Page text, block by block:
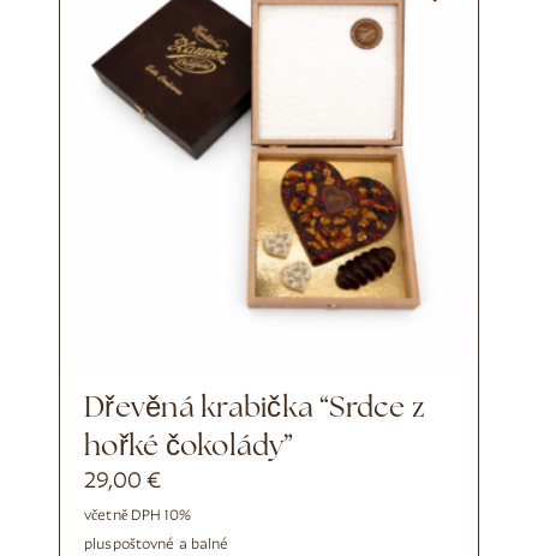
Dřevěná krabička “Srdce z
hořké čokolády”
29,00€
včetně DPH 10%
pluspoštovné a balné